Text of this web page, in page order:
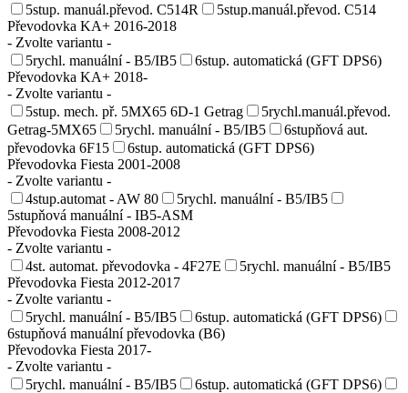
5stup. manuál.převod. C514R
5stup.manuál.převod. C514
Převodovka KA+ 2016-2018
- Zvolte variantu -
5rychl. manuální - B5/IB5
6stup. automatická (GFT DPS6)
Převodovka KA+ 2018-
- Zvolte variantu -
5stup. mech. př. 5MX65 6D-1 Getrag
5rychl.manuál.převod.
Getrag-5MX65
5rychl. manuální - B5/IB5
6stupňová aut.
převodovka 6F15
6stup. automatická (GFT DPS6)
Převodovka Fiesta 2001-2008
- Zvolte variantu -
4stup.automat - AW 80
5rychl. manuální - B5/IB5
5stupňová manuální - IB5-ASM
Převodovka Fiesta 2008-2012
- Zvolte variantu -
4st. automat. převodovka - 4F27E
5rychl. manuální - B5/IB5
Převodovka Fiesta 2012-2017
- Zvolte variantu -
5rychl. manuální - B5/IB5
6stup. automatická (GFT DPS6)
6stupňová manuální převodovka (B6)
Převodovka Fiesta 2017-
- Zvolte variantu -
5rychl. manuální - B5/IB5
6stup. automatická (GFT DPS6)